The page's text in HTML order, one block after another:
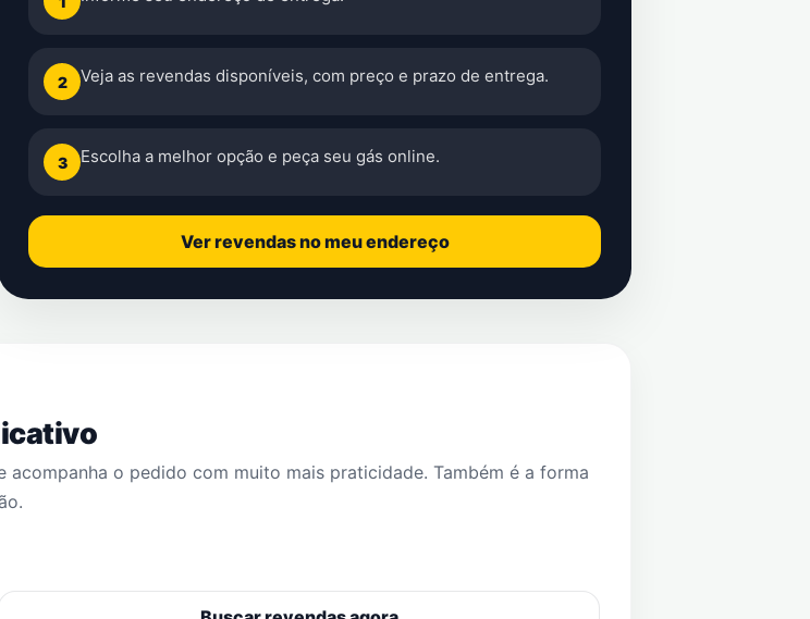
2 Veja as revendas disponíveis, com preço e prazo de entrega.
3 Escolha a melhor opção e peça seu gás online.
Ver revendas no meu endereço
o pedido com muito mais praticidade. Também é a forma
.